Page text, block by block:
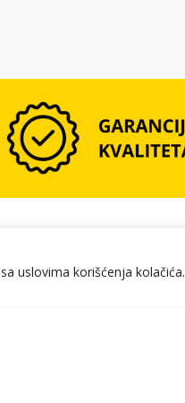
uslovima korišćenja kolačića.